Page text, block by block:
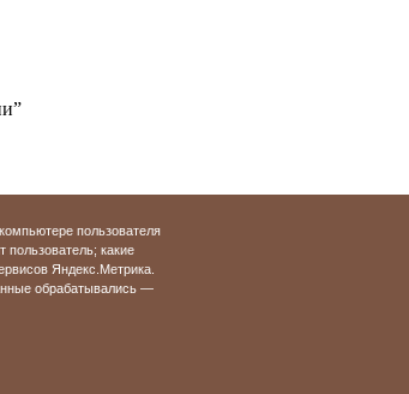
ул. Большая
пользователя
пользователь; какие
Яндекс.Метрика.
обрабатывались —